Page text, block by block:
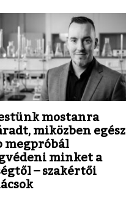
mostanra
miközben egész
megpróbál
minket a
– szakértői